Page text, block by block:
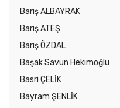
Barış ALBAYRAK
Barış ATEŞ
Barış ÖZDAL
Başak Savun Hekimoğlu
Basri ÇELİK
Bayram ŞENLİK